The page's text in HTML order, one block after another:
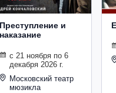
Преступление и
наказание
с 21 ноября по 6
декабря 2026 г.
Московский театр
мюзикла